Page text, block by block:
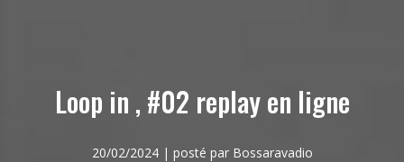
Loop in , #02 replay en ligne
20/02/2024 | posté par Bossaravadio